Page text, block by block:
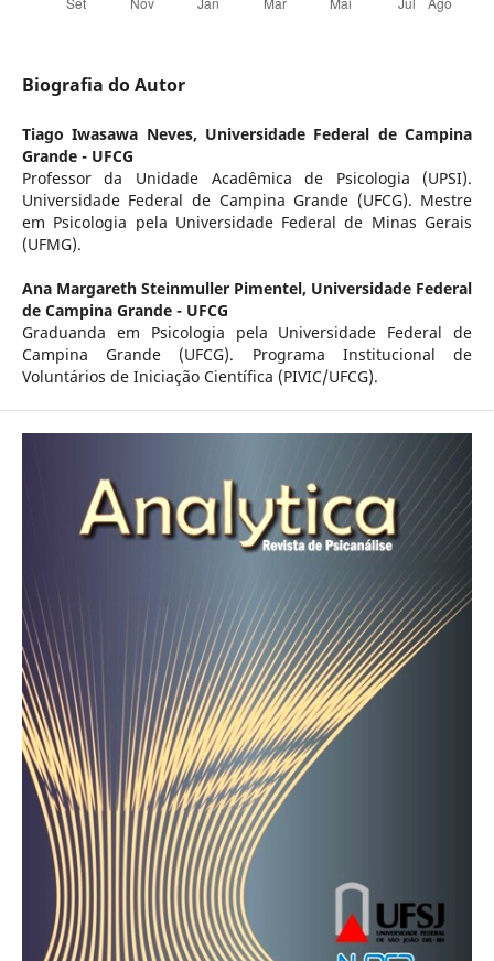
Biografia do Autor
Tiago Iwasawa Neves, Universidade Federal de Campina
Grande - UFCG
Professor da Unidade Acadêmica de Psicologia (UPSI).
Universidade Federal de Campina Grande (UFCG). Mestre
em Psicologia pela Universidade Federal de Minas Gerais
(UFMG).
Ana Margareth Steinmuller Pimentel, Universidade Federal
de Campina Grande - UFCG
Graduanda em Psicologia pela Universidade Federal de
Campina Grande (UFCG). Programa Institucional de
Voluntários de Iniciação Científica (PIVIC/UFCG).